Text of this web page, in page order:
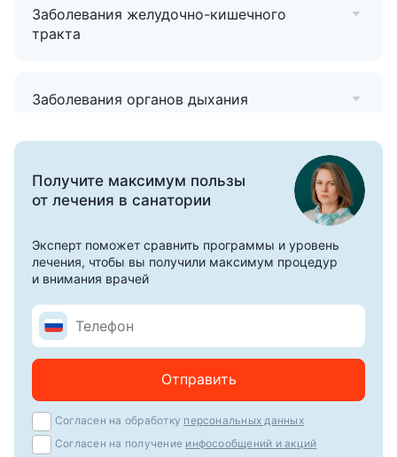
При санатории «Смена» действует «Астма-школа». Это
уникальное сочетание методик реабилитации детей и
болгарской фирмой «Этон».
Заболевания желудочно-кишечного
тракта
Заболевания органов дыхания
Получите максимум пользы
от лечения в санатории
Эксперт поможет сравнить программы и уровень
лечения, чтобы вы получили максимум процедур
и внимания врачей
Отправить
Согласен на обработку персональных данных
Согласен на получение инфосообщений и акций